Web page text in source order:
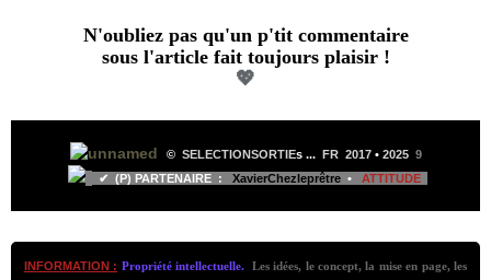
N'oubliez pas qu'un p'tit commentaire
sous l'article fait toujours plaisir !
💖
© SELECTIONSORTIEs ... FR 2017• 2025 9
✔ (P) PARTENAIRE :
XavierChezleprêtre • ATTITUDE
INFORMATION : Propriété intellectuelle. Les idées, le concept, la mise en page, les